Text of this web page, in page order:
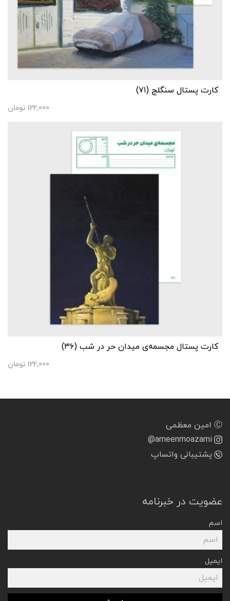
کارت پستال سنگلج (۷۱)
122,000 تومان
کارت پستال مجسمه‌ی میدان حر در شب (۳۶)
122,000 تومان
Ⓒ امین معظمی
@ameenmoazami
پشتیبانی واتساپ
عضویت در خبرنامه
اسم
ایمیل